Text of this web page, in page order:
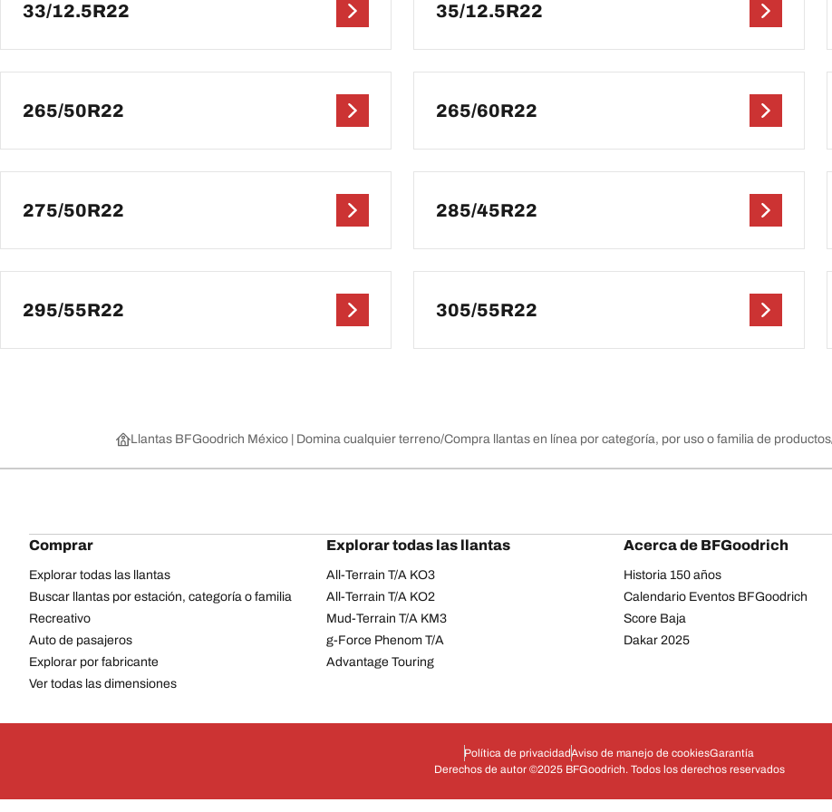
33/12.5R22 35/12.5R22
265/50R22 265/60R22
275/50R22 285/45R22
295/55R22 305/55R22
Llantas BFGoodrich México | Domina cualquier terreno Compra llantas en línea por categoría, por uso o familia de productos
Comprar
Explorar todas las llantas
Buscar llantas por estación, categoría o familia
Recreativo
Auto de pasajeros
Explorar por fabricante
Ver todas las dimensiones
Explorar todas las llantas
All-Terrain T/A KO3
All-Terrain T/A KO2
Mud-Terrain T/A KM3
g-Force Phenom T/A
Advantage Touring
Acerca de BFGoodrich
Historia 150 años
Calendario Eventos BFGoodrich
Score Baja
Dakar 2025
Política de privacidadAviso de manejo de cookiesGarantía
Derechos de autor ©2025 BFGoodrich. Todos los derechos reservados